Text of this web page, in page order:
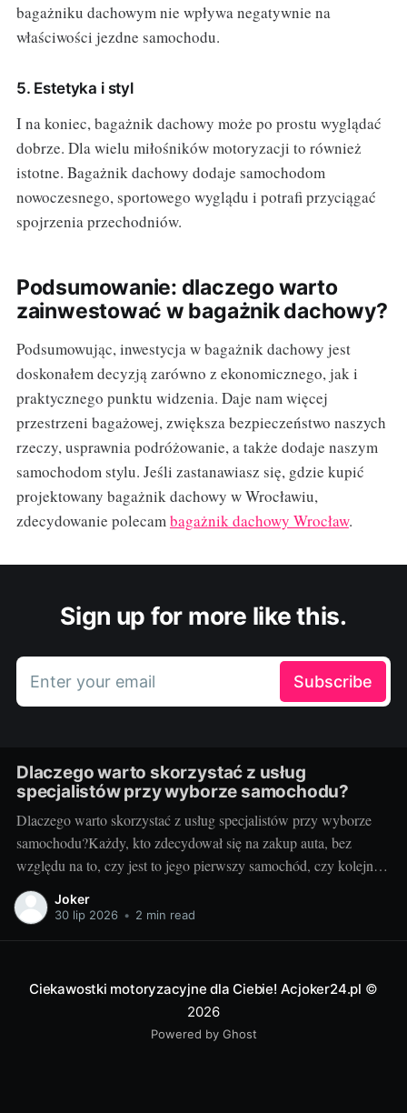
bagażniku dachowym nie wpływa negatywnie na
właściwości jezdne samochodu.
5. Estetyka i styl
I na koniec, bagażnik dachowy może po prostu wyglądać
dobrze. Dla wielu miłośników motoryzacji to również
istotne. Bagażnik dachowy dodaje samochodom
nowoczesnego, sportowego wyglądu i potrafi przyciągać
spojrzenia przechodniów.
Podsumowanie: dlaczego warto
zainwestować w bagażnik dachowy?
Podsumowując, inwestycja w bagażnik dachowy jest
doskonałem decyzją zarówno z ekonomicznego, jak i
praktycznego punktu widzenia. Daje nam więcej
przestrzeni bagażowej, zwiększa bezpieczeństwo naszych
rzeczy, usprawnia podróżowanie, a także dodaje naszym
samochodom stylu. Jeśli zastanawiasz się, gdzie kupić
projektowany bagażnik dachowy w Wrocławiu,
zdecydowanie polecambagażnik dachowy Wrocław.
Sign up for more like this.
Enter your email Subscribe
Dlaczego warto skorzystać z usług
specjalistów przy wyborze samochodu?
Dlaczego warto skorzystać z usług specjalistów przy wyborze
samochodu?Każdy, kto zdecydował się na zakup auta, bez
względu na to, czy jest to jego pierwszy samochód, czy kolejny,
zna trudności związane z tym procesem. Nic dziwnego - to
niezwykle ważna decyzja, a rynek samochodowy pełen jest
Joker
30 lip 2026 • 2 min read
Ciekawostki motoryzacyjne dla Ciebie! Acjoker24.pl ©
2026
Powered by Ghost